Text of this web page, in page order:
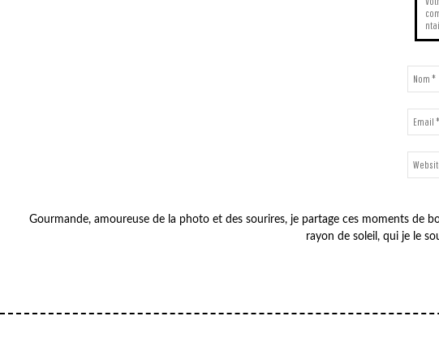
Gourmande, amoureuse de la photo et des sourires, je partage ces moments de
rayon de soleil, qui je le